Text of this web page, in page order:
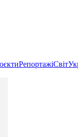
РепортажіСвіт